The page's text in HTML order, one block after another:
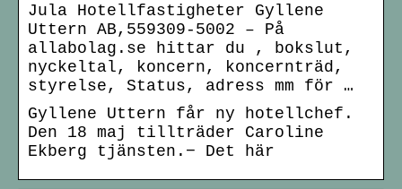
Jula Hotellfastigheter Gyllene
Uttern AB,559309-5002 – På
allabolag.se hittar du , bokslut,
nyckeltal, koncern, koncernträd,
styrelse, Status, adress mm för …
Gyllene Uttern får ny hotellchef.
Den 18 maj tillträder Caroline
Ekberg tjänsten.− Det här